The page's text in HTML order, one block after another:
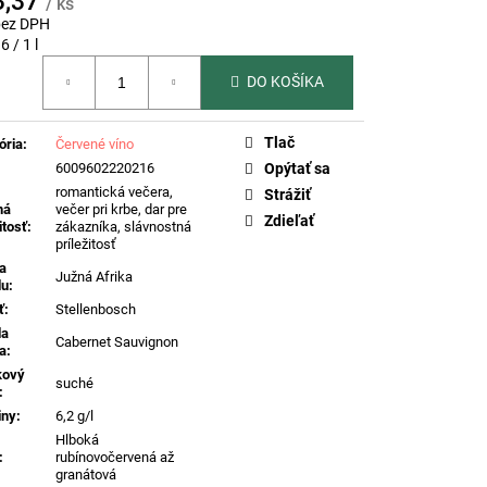
DPH
/ 1 l
DO KOŠÍKA
:
Červené víno
6009602220216
:
romantická večera,
večer pri krbe, dar pre
zákazníka, slávnostná
príležitosť
:
Južná Afrika
:
Stellenbosch
:
Cabernet Sauvignon
:
suché
: 6,2 g/l
:
Hlboká
rubínovočervená až
granátová
Tlač
Opýtať sa
Strážiť
Zdieľať
DI VALDOBBIADENE
SUPERIORE
PROSECCO